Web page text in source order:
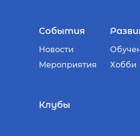
События
Новости
Мероприятия
Хобби
Клубы